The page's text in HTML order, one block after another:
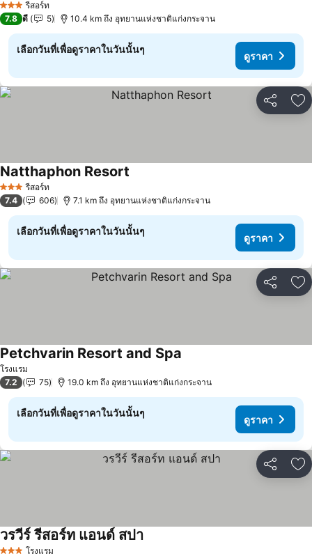
3 ดาว รีสอร์ท
7.8 ดี 5 10.4 km ถึง อุทยานแห่งชาติแก่งกระจาน
เลือกวันที่เพื่อดูราคาในวันนั้นๆ
ดูราคา
แชร์ เ
3 ดาว รีสอร์ท
Natthaphon Resort
7.4 606 7.1 km ถึง อุทยานแห่งชาติแก่งกระจาน
เลือกวันที่เพื่อดูราคาในวันนั้นๆ
ดูราคา
แชร์ เ
โรงแรม
Petchvarin Resort and Spa
7.2 75 19.0 km ถึง อุทยานแห่งชาติแก่งกระจาน
เลือกวันที่เพื่อดูราคาในวันนั้นๆ
ดูราคา
แชร์ เ
3 ดาว โรงแรม
วรวีร์ รีสอร์ท แอนด์ สปาดูราคา